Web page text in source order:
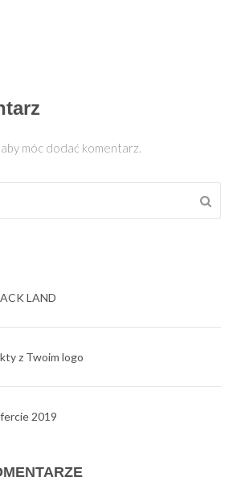
aby móc dodać komentarz.
LAND
z Twoim logo
2019